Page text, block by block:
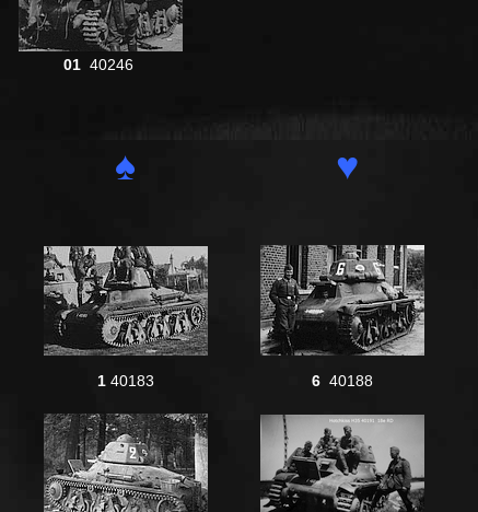
01 40246
♠ ♥
140183 640188